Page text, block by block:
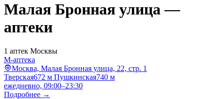
Малая Бронная улица —
аптеки
1 аптек Москвы
М-аптека
Москва, Малая Бронная улица, 22, стр. 1
Тверская672 м Пушкинская740 м
ежедневно, 09:00–23:30
Подробнее →